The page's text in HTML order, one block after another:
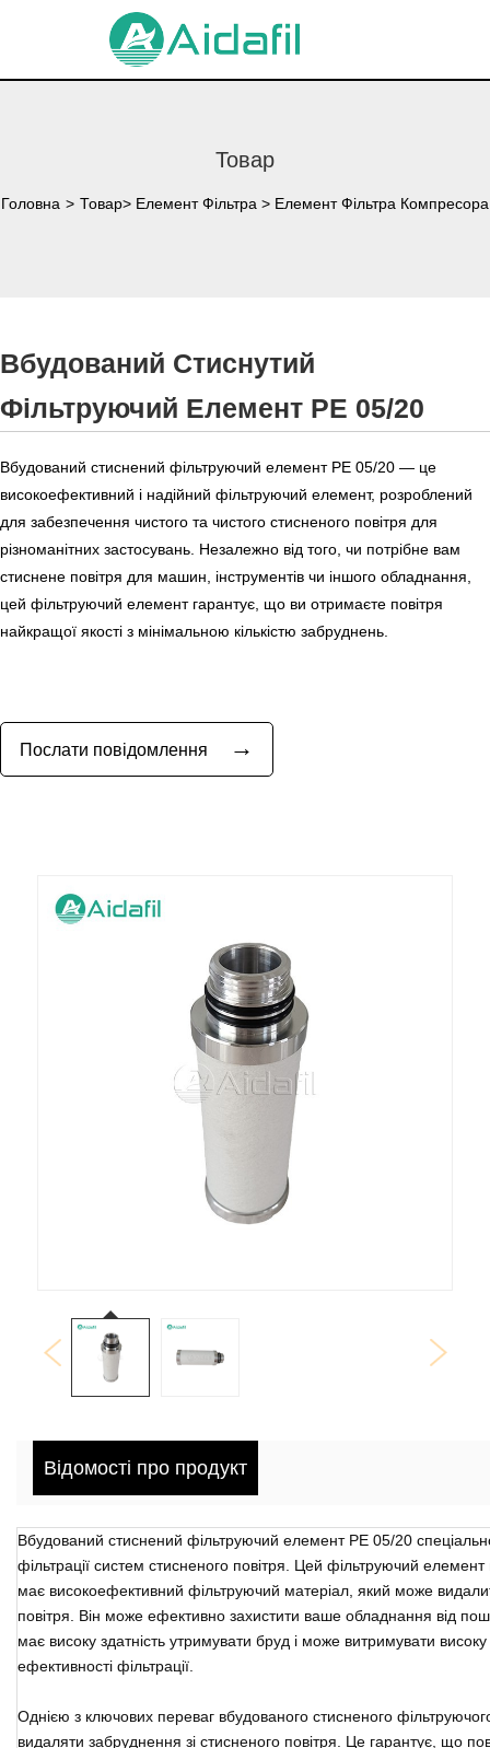
Товар
Головна > Товар> Елемент Фільтра > Елемент Фільтра Компресора
Вбудований Стиснутий
Фільтруючий Елемент PE 05/20
Вбудований стиснений фільтруючий елемент PE 05/20 — це
високоефективний і надійний фільтруючий елемент, розроблений
для забезпечення чистого та чистого стисненого повітря для
різноманітних застосувань. Незалежно від того, чи потрібне вам
стиснене повітря для машин, інструментів чи іншого обладнання,
цей фільтруючий елемент гарантує, що ви отримаєте повітря
найкращої якості з мінімальною кількістю забруднень.
Послати повідомлення →
Відомості про продукт
Вбудований стиснений фільтруючий елемент PE 05/20
фільтрації систем стисненого повітря. Цей фільтруючий елемент
має високоефективний фільтруючий матеріал, який може
повітря. Він може ефективно захистити ваше обладнання від
має високу здатність утримувати бруд і може витримувати
ефективності фільтрації.
Однією з ключових переваг вбудованого стисненого
видаляти забруднення зі стисненого повітря. Це гарантує, що